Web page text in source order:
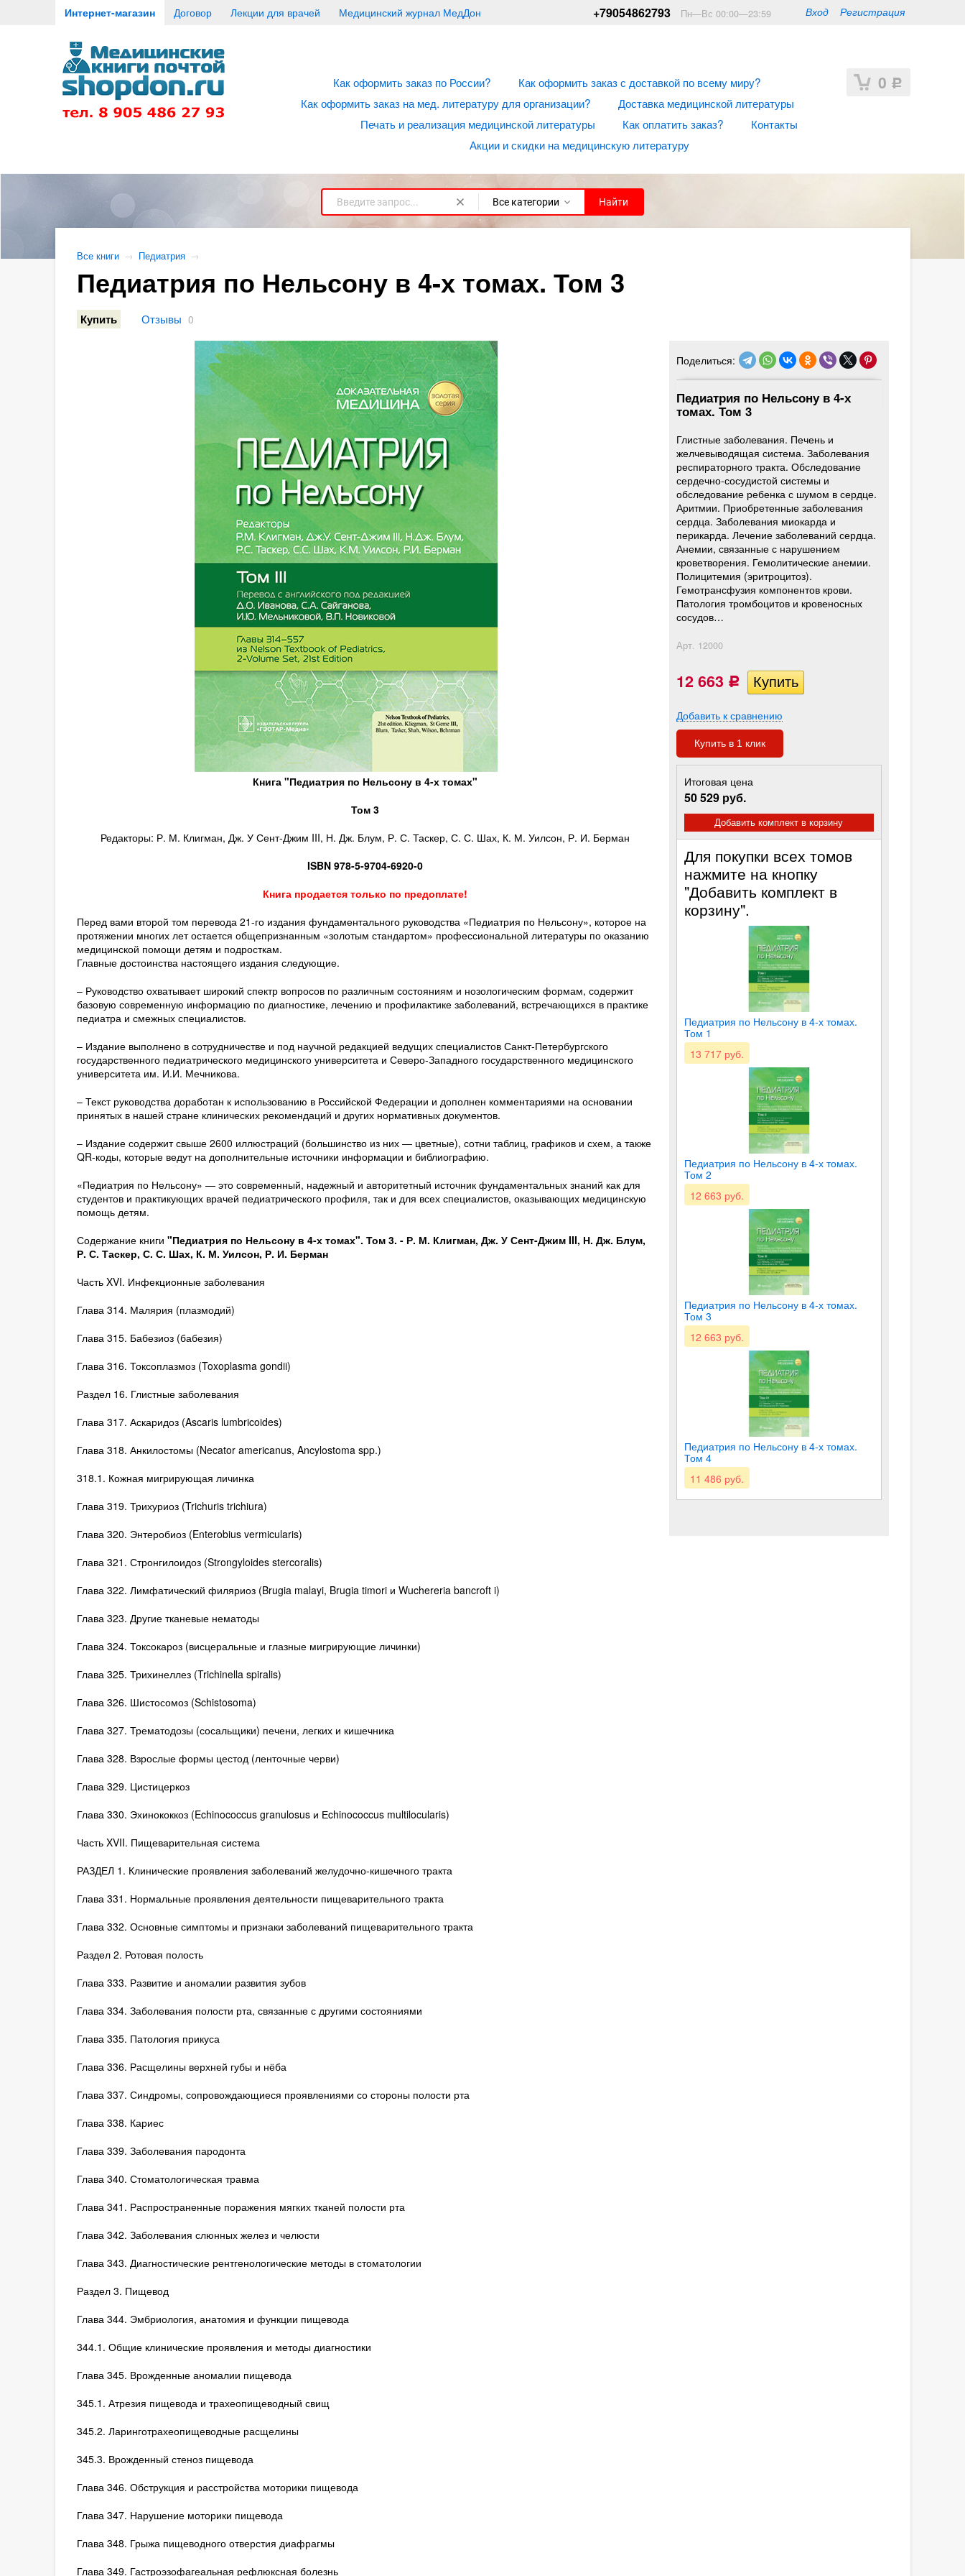
Интернет-магазин Договор Лекции для врачей Медицинский журнал МедДон Вход Регистрация
+79054862793 Пн—Вс 00:00—23:59
0 Р
Как оформить заказ по России?
Как оформить заказ с доставкой по всему миру?
Как оформить заказ на мед. литературу для организации?
Доставка медицинской литературы
Печать и реализация медицинской литературы
Как оплатить заказ?
Контакты
Акции и скидки на медицинскую литературу
Все категории Найти
Все книги → Педиатрия →
Педиатрия по Нельсону в 4-х томах. Том 3
Купить Отзывы 0
Поделиться:
Педиатрия по Нельсону в 4-х
томах. Том 3
Глистные заболевания. Печень и
желчевыводящая система. Заболевания
респираторного тракта. Обследование
сердечно-сосудистой системы и
обследование ребенка с шумом в сердце.
Аритмии. Приобретенные заболевания
сердца. Заболевания миокарда и
перикарда. Лечение заболеваний сердца.
Анемии, связанные с нарушением
кроветворения. Гемолитические анемии.
Полицитемия (эритроцитоз).
Гемотрансфузия компонентов крови.
Патология тромбоцитов и кровеносных
сосудов…
Арт. 12000
12 663 Р
Добавить к сравнению
Купить в 1 клик
Итоговая цена
50 529 руб.
Добавить комплект в корзину
Для покупки всех томов
нажмите на кнопку
"Добавить комплект в
корзину".
Педиатрия по Нельсону в 4-х томах.
Том 1
13 717 руб.
Педиатрия по Нельсону в 4-х томах.
Том 2
12 663 руб.
Педиатрия по Нельсону в 4-х томах.
Том 3
12 663 руб.
Педиатрия по Нельсону в 4-х томах.
Том 4
11 486 руб.
Книга "Педиатрия по Нельсону в 4-х томах"
Том 3
Редакторы: Р. М. Клигман, Дж. У Сент-Джим III, Н. Дж. Блум, Р. С. Таскер, С. С. Шах, К. М. Уилсон, Р. И. Берман
ISBN 978-5-9704-6920-0
Книга продается только по предоплате!
Перед вами второй том перевода 21-го издания фундаментального руководства «Педиатрия по Нельсону», которое на
протяжении многих лет остается общепризнанным «золотым стандартом» профессиональной литературы по оказанию
медицинской помощи детям и подросткам.
Главные достоинства настоящего издания следующие.
– Руководство охватывает широкий спектр вопросов по различным состояниям и нозологическим формам, содержит
базовую современную информацию по диагностике, лечению и профилактике заболеваний, встречающихся в практике
педиатра и смежных специалистов.
– Издание выполнено в сотрудничестве и под научной редакцией ведущих специалистов Санкт-Петербургского
государственного педиатрического медицинского университета и Северо-Западного государственного медицинского
университета им. И.И. Мечникова.
– Текст руководства доработан к использованию в Российской Федерации и дополнен комментариями на основании
принятых в нашей стране клинических рекомендаций и других нормативных документов.
– Издание содержит свыше 2600 иллюстраций (большинство из них — цветные), сотни таблиц, графиков и схем, а также
QR-коды, которые ведут на дополнительные источники информации и библиографию.
«Педиатрия по Нельсону» — это современный, надежный и авторитетный источник фундаментальных знаний как для
студентов и практикующих врачей педиатрического профиля, так и для всех специалистов, оказывающих медицинскую
помощь детям.
Содержание книги "Педиатрия по Нельсону в 4-х томах". Том 3. - Р. М. Клигман, Дж. У Сент-Джим III, Н. Дж. Блум,
Р. С. Таскер, С. С. Шах, К. М. Уилсон, Р. И. Берман
Часть XVI. Инфекционные заболевания
Глава 314. Малярия (плазмодий)
Глава 315. Бабезиоз (бабезия)
Глава 316. Токсоплазмоз (Toxoplasma gondii)
Раздел 16. Глистные заболевания
Глава 317. Аскаридоз (Ascaris lumbricoides)
Глава 318. Анкилостомы (Necator americanus, Ancylostoma spp.)
318.1. Кожная мигрирующая личинка
Глава 319. Трихуриоз (Trichuris trichiura)
Глава 320. Энтеробиоз (Enterobius vermicularis)
Глава 321. Стронгилоидоз (Strongyloides stercoralis)
Глава 322. Лимфатический филяриоз (Brugia malayi, Brugia timori и Wuchereria bancroft i)
Глава 323. Другие тканевые нематоды
Глава 324. Токсокароз (висцеральные и глазные мигрирующие личинки)
Глава 325. Трихинеллез (Trichinella spiralis)
Глава 326. Шистосомоз (Schistosoma)
Глава 327. Трематодозы (сосальщики) печени, легких и кишечника
Глава 328. Взрослые формы цестод (ленточные черви)
Глава 329. Цистицеркоз
Глава 330. Эхинококкоз (Echinococcus granulosus и Еchinococcus multilocularis)
Часть XVII. Пищеварительная система
РАЗДЕЛ 1. Клинические проявления заболеваний желудочно-кишечного тракта
Глава 331. Нормальные проявления деятельности пищеварительного тракта
Глава 332. Основные симптомы и признаки заболеваний пищеварительного тракта
Раздел 2. Ротовая полость
Глава 333. Развитие и аномалии развития зубов
Глава 334. Заболевания полости рта, связанные с другими состояниями
Глава 335. Патология прикуса
Глава 336. Расщелины верхней губы и нёба
Глава 337. Синдромы, сопровождающиеся проявлениями со стороны полости рта
Глава 338. Кариес
Глава 339. Заболевания пародонта
Глава 340. Стоматологическая травма
Глава 341. Распространенные поражения мягких тканей полости рта
Глава 342. Заболевания слюнных желез и челюсти
Глава 343. Диагностические рентгенологические методы в стоматологии
Раздел 3. Пищевод
Глава 344. Эмбриология, анатомия и функции пищевода
344.1. Общие клинические проявления и методы диагностики
Глава 345. Врожденные аномалии пищевода
345.1. Атрезия пищевода и трахеопищеводный свищ
345.2. Ларинготрахеопищеводные расщелины
345.3. Врожденный стеноз пищевода
Глава 346. Обструкция и расстройства моторики пищевода
Глава 347. Нарушение моторики пищевода
Глава 348. Грыжа пищеводного отверстия диафрагмы
Глава 349. Гастроэзофагеальная рефлюксная болезнь